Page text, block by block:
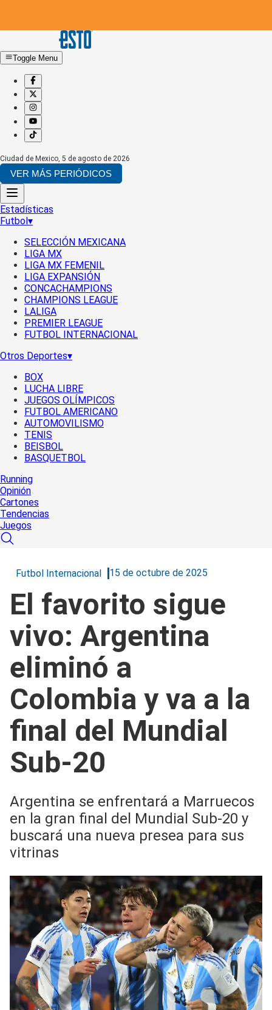
Toggle Menu
Ciudad de Mexico, 5 de agosto de 2026
VER MÁS PERIÓDICOS
Estadísticas
Futbol▾
SELECCIÓN MEXICANA
LIGA MX
LIGA MX FEMENIL
LIGA EXPANSIÓN
CONCACHAMPIONS
CHAMPIONS LEAGUE
LALIGA
PREMIER LEAGUE
FUTBOL INTERNACIONAL
Otros Deportes▾
BOX
LUCHA LIBRE
JUEGOS OLÍMPICOS
FUTBOL AMERICANO
AUTOMOVILISMO
TENIS
BEISBOL
BASQUETBOL
Running
Opinión
Cartones
Tendencias
Juegos
Futbol Internacional 15 de octubre de 2025
El favorito sigue
vivo: Argentina
eliminó a
Colombia y va a la
final del Mundial
Sub-20
Argentina se enfrentará a Marruecos
en la gran final del Mundial Sub-20 y
buscará una nueva presea para sus
vitrinas